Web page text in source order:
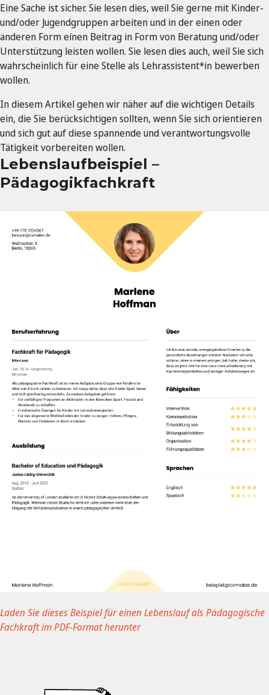
Eine Sache ist sicher. Sie lesen dies, weil Sie gerne mit Kinder-
und/oder Jugendgruppen arbeiten und in der einen oder
anderen Form einen Beitrag in Form von Beratung und/oder
Unterstützung leisten wollen. Sie lesen dies auch, weil Sie sich
wahrscheinlich für eine Stelle als Lehrassistent*in bewerben
wollen.
In diesem Artikel gehen wir näher auf die wichtigen Details
ein, die Sie berücksichtigen sollten, wenn Sie sich orientieren
und sich gut auf diese spannende und verantwortungsvolle
Tätigkeit vorbereiten wollen.
Lebenslaufbeispiel –
Pädagogikfachkraft
Laden Sie dieses Beispiel für einen Lebenslauf als Pädagogische
Fachkraft im PDF-Format herunter